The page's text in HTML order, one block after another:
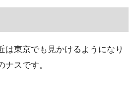
は東京でも見かけるようになり
ナスです。